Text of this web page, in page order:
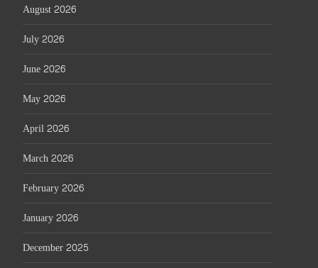
August 2026
July 2026
June 2026
May 2026
April 2026
March 2026
February 2026
January 2026
December 2025